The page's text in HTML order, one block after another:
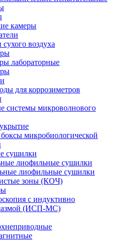
камеры
воздуха
лабораторные
для коррозиметров
системы микроволнового
микробиологической
сушилки
лиофильные сушилки
лиофильные сушилки
зоны (КОЧ)
с индуктивно
(ИСП-МС)